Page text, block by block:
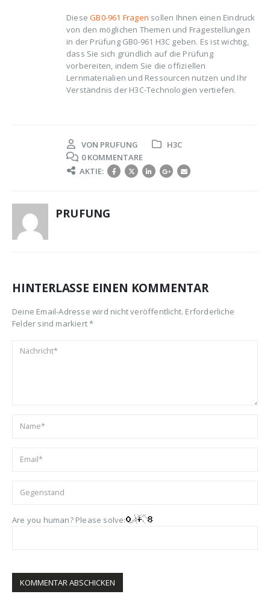
DieseGB0-961 Fragen sollen Ihnen einen Eindruck
von den möglichen Themen und Fragestellungen
in der Prüfung GB0-961 H3C geben. Es ist wichtig,
dass Sie sich gründlich auf die Prüfung
vorbereiten, indem Sie die offiziellen
Lernmaterialien und Ressourcen nutzen und Ihr
Verständnis der H3C-Technologien vertiefen.
VON PRUFUNG
H3C
0 KOMMENTARE
AKTIE:
PRUFUNG
HINTERLASSE EINEN KOMMENTAR
Deine Email-Adresse wird nicht veröffentlicht. Erforderliche
Felder sind markiert *
Are you human? Please solve: